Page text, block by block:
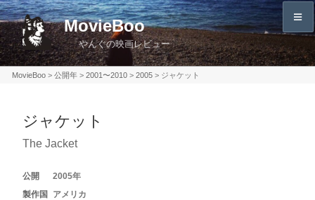
コ
ン
テ
ン
MovieBoo
やんぐの映画レビュー
MovieBoo> 公開年> 2001〜2010> 2005> ジャケット
ジャケット
The Jacket
2005
アメリカ